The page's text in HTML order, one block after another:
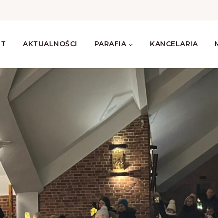
AKTUALNOŚCI PARAFIA KANCELARIA